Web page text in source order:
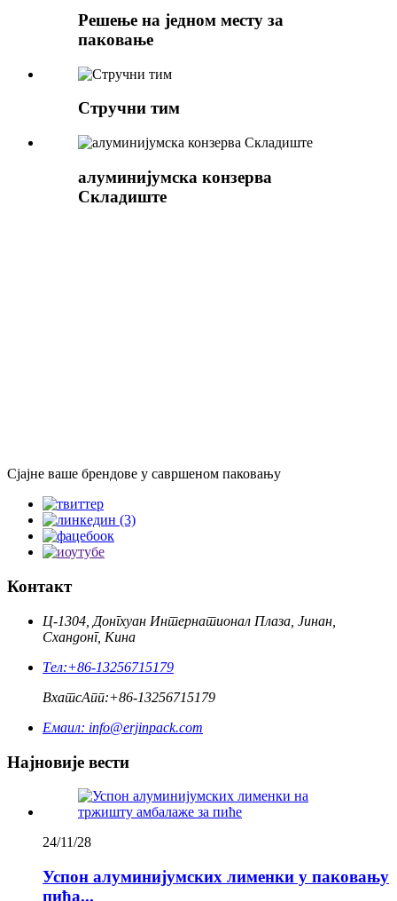
Решење на једном месту за
паковање
Стручни тим
алуминијумска конзерва
Складиште
Сјајне ваше брендове у савршеном паковању
Контакт
Ц-1304, Донгхуан Интернатионал Плаза, Јинан,
Схандонг, Кина
Тел:+86-13256715179
ВхатсАпп:+86-13256715179
Емаил: info@erjinpack.com
Најновије вести
24/11/28
Успон алуминијумских лименки у паковању
пића...